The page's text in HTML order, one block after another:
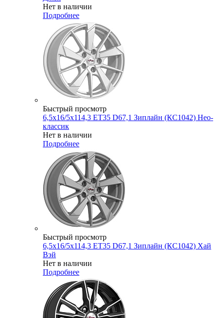
Нет в наличии
Подробнее
Быстрый просмотр
6,5x16/5x114,3 ET35 D67,1 Зиплайн (КС1042) Нео-
классик
Нет в наличии
Подробнее
Быстрый просмотр
6,5x16/5x114,3 ET35 D67,1 Зиплайн (КС1042) Хай
Вэй
Нет в наличии
Подробнее